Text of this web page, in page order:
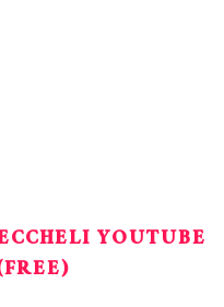
YOUTUBE